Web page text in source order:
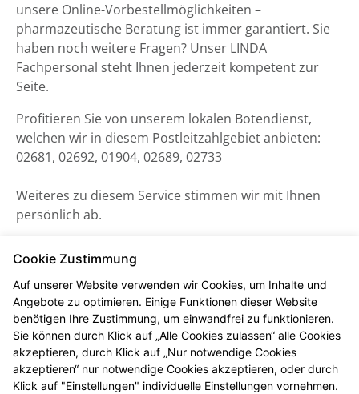
unsere Online-Vorbestellmöglichkeiten –
pharmazeutische Beratung ist immer garantiert. Sie
haben noch weitere Fragen? Unser LINDA
Fachpersonal steht Ihnen jederzeit kompetent zur
Seite.
Profitieren Sie von unserem lokalen Botendienst,
welchen wir in diesem Postleitzahlgebiet anbieten:
02681, 02692, 01904, 02689, 02733
Weiteres zu diesem Service stimmen wir mit Ihnen
persönlich ab.
Cookie Zustimmung
Auf unserer Website verwenden wir Cookies, um Inhalte und
Angebote zu optimieren. Einige Funktionen dieser Website
benötigen Ihre Zustimmung, um einwandfrei zu funktionieren.
Sie können durch Klick auf „Alle Cookies zulassen“ alle Cookies
akzeptieren, durch Klick auf „Nur notwendige Cookies
akzeptieren“ nur notwendige Cookies akzeptieren, oder durch
Klick auf "Einstellungen" individuelle Einstellungen vornehmen.